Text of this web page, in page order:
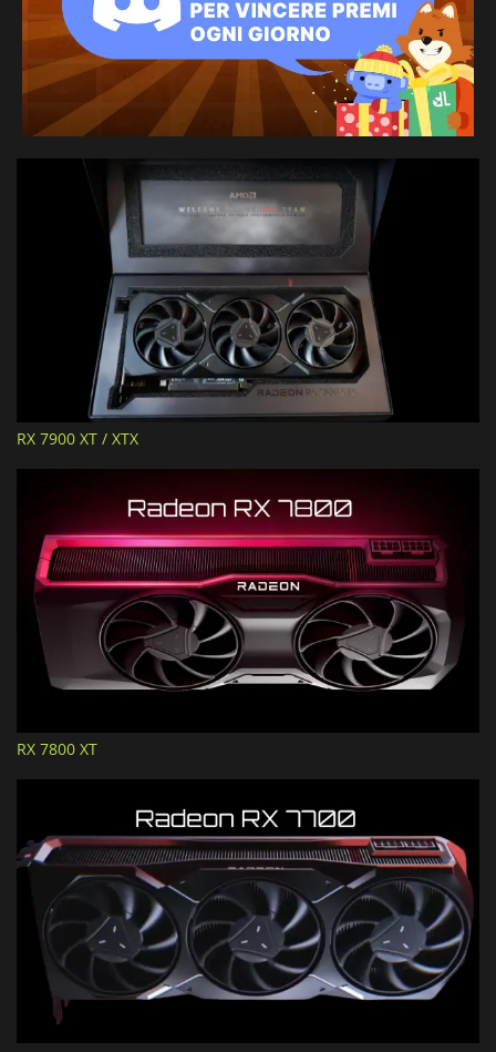
RX 7900 XT / XTX
RX 7800 XT